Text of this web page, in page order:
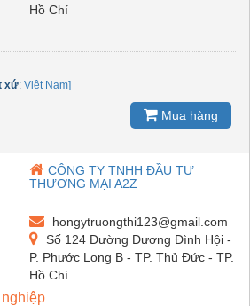
Hồ Chí
xứ: Việt Nam]
Mua hàng
CÔNG TY TNHH ĐẦU TƯ
THƯƠNG MẠI A2Z
hongytruongthi123@gmail.com
Số 124 Đường Dương Đình Hội -
P. Phước Long B - TP. Thủ Đức - TP.
Hồ Chí
nghiệp